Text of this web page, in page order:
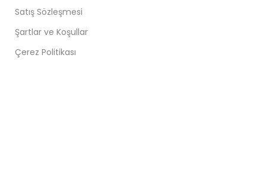
Satış Sözleşmesi
Şartlar ve Koşullar
Çerez Politikası